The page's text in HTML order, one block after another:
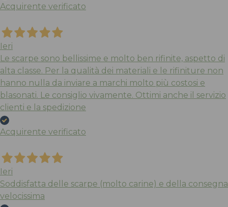
Acquirente verificato
Ieri
Le scarpe sono bellissime e molto ben rifinite, aspetto di
alta classe. Per la qualità dei materiali e le rifiniture non
hanno nulla da inviare a marchi molto più costosi e
blasonati. Le consiglio vivamente. Ottimi anche il servizio
clienti e la spedizione
Acquirente verificato
Ieri
Soddisfatta delle scarpe (molto carine) e della consegna
velocissima